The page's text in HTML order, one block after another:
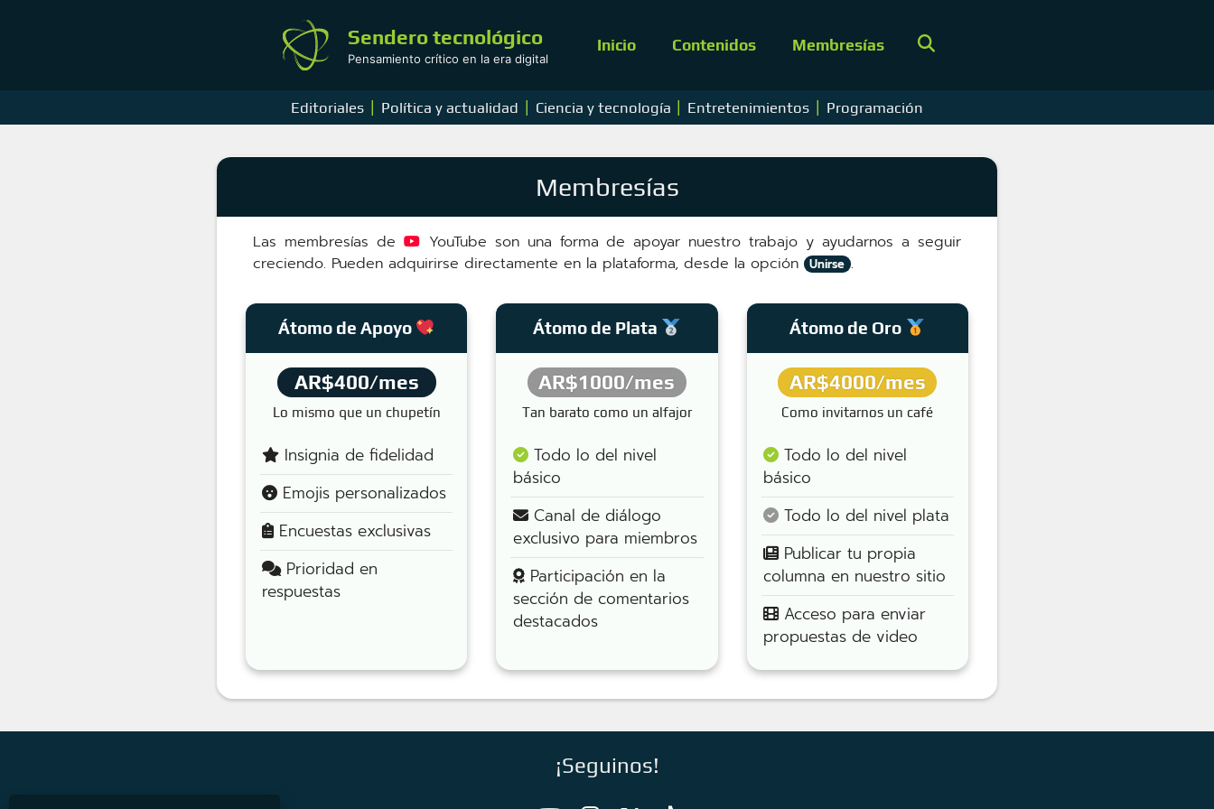
Sendero tecnológico
Pensamiento crítico en la era digital
Inicio Contenidos Membresías
Editoriales | Política y actualidad | Ciencia y tecnología | Entretenimientos | Programación
Membresías
Las membresías de
YouTube son una forma de apoyar nuestro trabajo y ayudarnos a seguir
creciendo. Pueden adquirirse directamente en la plataforma, desde la opción
Unirse .
Átomo de Apoyo
AR$400/mes
Lo mismo que un chupetín
Insignia de fidelidad
Emojis personalizados
Encuestas exclusivas
Prioridad en
respuestas
Átomo de Plata
AR$1000/mes
Tan barato como un alfajor
Todo lo del nivel
básico
Canal de diálogo
exclusivo para miembros
Participación en la
sección de comentarios
destacados
Átomo de Oro
AR$4000/mes
Como invitarnos un café
Todo lo del nivel
básico
Todo lo del nivel plata
Publicar tu propia
columna en nuestro sitio
Acceso para enviar
propuestas de video
¡Seguinos!